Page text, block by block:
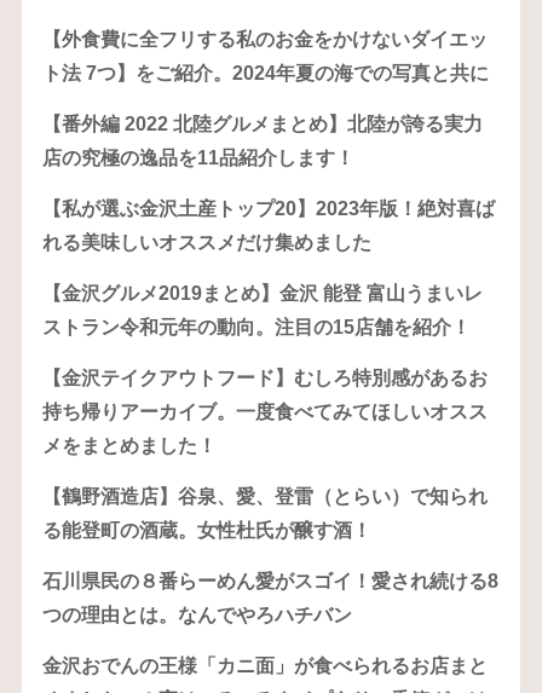
【外食費に全フリする私のお金をかけないダイエッ
ト法 7つ】をご紹介。2024年夏の海での写真と共に
【番外編 2022 北陸グルメまとめ】北陸が誇る実力
店の究極の逸品を11品紹介します！
【私が選ぶ金沢土産トップ20】2023年版！絶対喜ば
れる美味しいオススメだけ集めました
【金沢グルメ2019まとめ】金沢 能登 富山うまいレ
ストラン令和元年の動向。注目の15店舗を紹介！
【金沢テイクアウトフード】むしろ特別感があるお
持ち帰りアーカイブ。一度食べてみてほしいオスス
メをまとめました！
【鶴野酒造店】谷泉、愛、登雷（とらい）で知られ
る能登町の酒蔵。女性杜氏が醸す酒！
石川県民の８番らーめん愛がスゴイ！愛され続ける8
つの理由とは。なんでやろハチバン
金沢おでんの王様「カニ面」が食べられるお店まと